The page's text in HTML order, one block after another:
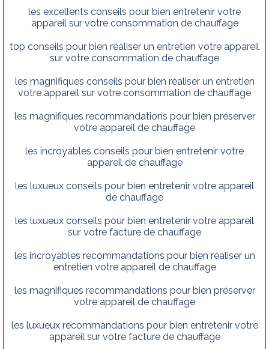
les excellents conseils pour bien entretenir votre
appareil sur votre consommation de chauffage
top conseils pour bien réaliser un entretien votre appareil
sur votre consommation de chauffage
les magnifiques conseils pour bien réaliser un entretien
votre appareil sur votre consommation de chauffage
les magnifiques recommandations pour bien préserver
votre appareil de chauffage
les incroyables conseils pour bien entretenir votre
appareil de chauffage
les luxueux conseils pour bien entretenir votre appareil
de chauffage
les luxueux conseils pour bien entretenir votre appareil
sur votre facture de chauffage
les incroyables recommandations pour bien réaliser un
entretien votre appareil de chauffage
les magnifiques recommandations pour bien préserver
votre appareil de chauffage
les luxueux recommandations pour bien entretenir votre
appareil sur votre facture de chauffage